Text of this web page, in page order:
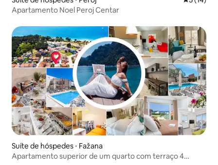
Apartamento Noel Peroj Centar
Suíte de hóspedes ⋅ Fažana
Apartamento superior de um quarto com terraço 4